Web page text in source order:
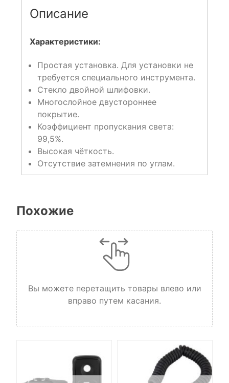
Описание
Характеристики:
Простая установка. Для установки не
требуется специального инструмента.
Стекло двойной шлифовки.
Многослойное двустороннее
покрытие.
Коэффициент пропускания света:
99,5%.
Высокая чёткость.
Отсутствие затемнения по углам.
Похожие
Вы можете перетащить товары влево или
вправо путем касания.